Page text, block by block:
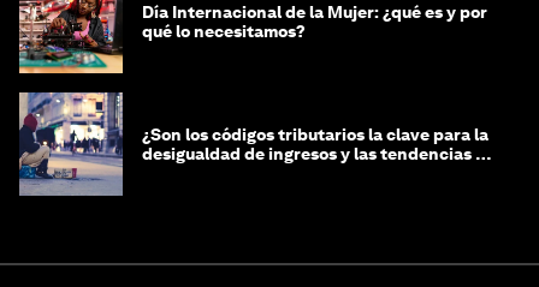
Día Internacional de la Mujer: ¿qué es y por
qué lo necesitamos?
¿Son los códigos tributarios la clave para la
desigualdad de ingresos y las tendencias de